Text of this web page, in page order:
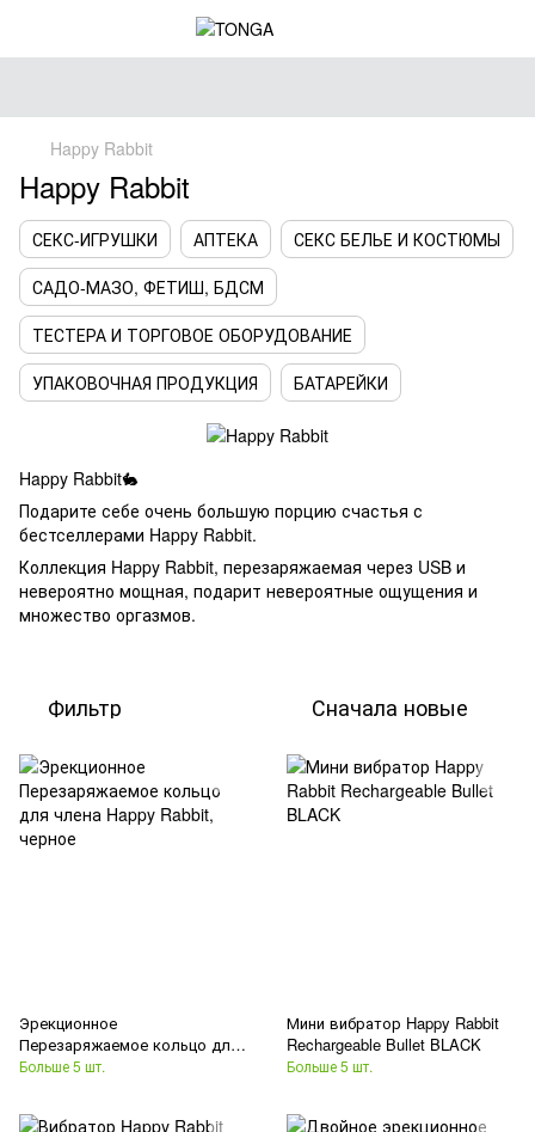
Happy Rabbit
Happy Rabbit
СЕКС-ИГРУШКИ АПТЕКА
СЕКС БЕЛЬЕ И КОСТЮМЫ
САДО-МАЗО, ФЕТИШ, БДСМ
ТЕСТЕРА И ТОРГОВОЕ ОБОРУДОВАНИЕ
УПАКОВОЧНАЯ ПРОДУКЦИЯ
БАТАРЕЙКИ
Happy Rabbit🐇
Подарите себе очень большую порцию счастья с
бестселлерами Happy Rabbit.
Коллекция Happy Rabbit, перезаряжаемая через USB и
невероятно мощная, подарит невероятные ощущения и
множество оргазмов.
Фильтр Сначала новые
Эрекционное
Перезаряжаемое кольцо для
члена Happy Rabbit, черное
Больше 5 шт.
Мини вибратор Happy Rabbit
Rechargeable Bullet BLACK
Больше 5 шт.